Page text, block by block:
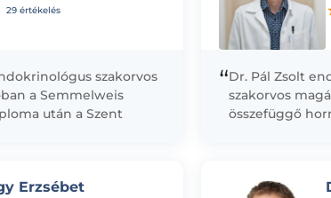
29 értékelés
szakorvos
a Semmelweis
után a Szent
“Dr. Pál Zsolt
szakorvos
összefüggő
Erzsébet